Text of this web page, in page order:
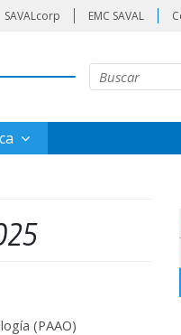
SAVALcorp EMC SAVAL
(PAAO)